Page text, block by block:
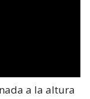
a la altura